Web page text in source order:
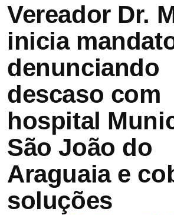
Vereador Dr.
inicia
denunciando
descaso com
hospital
São João do
Araguaia e
soluções